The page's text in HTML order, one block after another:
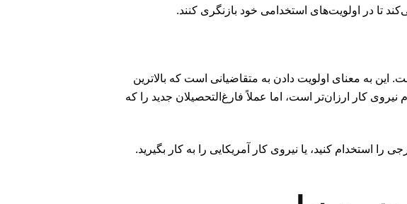
این به معنای اولویت دادن به متقاضیانی است که بالاترین
کار ارزان‌تر است، اما عملاً فارغ‌التحصیلان جدید را که
را استخدام کنید، یا نیروی کار آمریکایی را به کار بگیرید.